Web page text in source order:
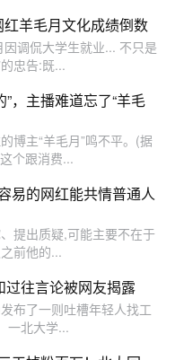
羊毛月文化成绩倒数
调侃大学生就业... 不只是
忠告:既...
，主播难道忘了“羊毛
博主“羊毛月”鸣不平。(据
个跟消费...
易的网红能共情普通人
提出质疑,可能主要不在于
前他的...
往言论被网友揭露
布了一则吐槽年轻人找工
一北大学...